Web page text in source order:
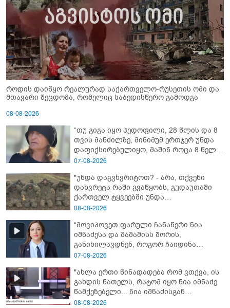
როდის დაიწყო რეალურად საქართველო-რუსეთის ომი და
მთავარი შეცდომა, რომელიც საბედისწერო გამოდგა
08-08-2026
“თუ გიგა იყო პედოფილი, 28 წლის და 8
თვის მანძილზე, მინიმუმ ერთჯერ უნდა
დაფიქსირებულიყო, მაშინ როცა 8 წელი
ამზადებდა მოსწავლეებს! - იპოვონ ერთი
ავიწროებდა” - ეკა კუპატაძე
07-08-2026
"უნდა დაგვხვრიტოთ? - არა, თქვენი
დახვრეტა რაში გვაწყობს, გუდაუთაში
ქართველ ტყვეებში უნდა
გადაგცვალოთ..."
08-08-2026
“მოვიპოვეთ ფარული ჩანაწერი ნია
იმნაძესა და მამამისს შორის,
განიხილავდნენ, როგორ ჩაიდინა
გაბაშვილმა დანაშაული” - რას ამბობს
07-08-2026
"ახლა ერთი წინადადება რომ ვთქვა, ის
გახდის ნათელს, რატომ იყო ნია იმნაძე
წამქეზებელი... ნია იმნაძისგან
გამოსული ინფორმაციაა ეს" - რას
08-08-2026